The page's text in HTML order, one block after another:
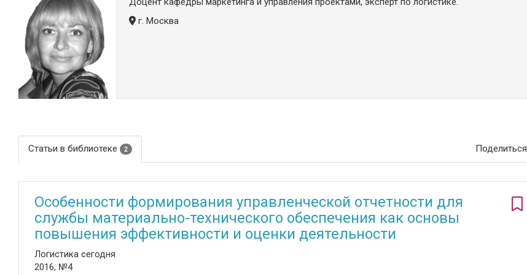
г. Москва
Статьи в библиотеке 2 Поделиться
Особенности формирования управленческой отчетности для
службы материально-технического обеспечения как основы
повышения эффективности и оценки деятельности
Логистика сегодня
2016, №4